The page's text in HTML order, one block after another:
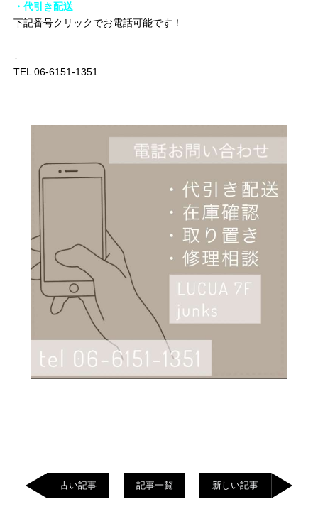
・代引き配送
下記番号クリックでお電話可能です！
↓
TEL 06-6151-1351
古い記事 記事一覧 新しい記事